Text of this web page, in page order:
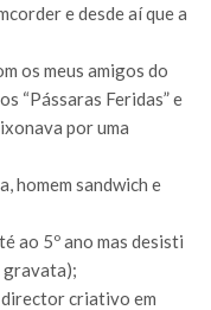
e desde aí que a
os meus amigos do
“Pássaras Feridas” e
por uma
homem sandwich e
ao 5º ano mas desisti
gravata);
criativo em